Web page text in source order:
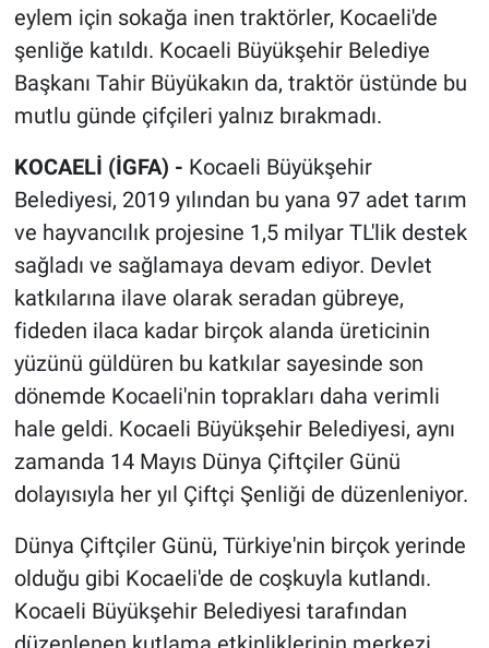
eylem için sokağa inen traktörler, Kocaeli'de
şenliğe katıldı. Kocaeli Büyükşehir Belediye
Başkanı Tahir Büyükakın da, traktör üstünde bu
mutlu günde çifçileri yalnız bırakmadı.
KOCAELİ (İGFA) - Kocaeli Büyükşehir
Belediyesi, 2019 yılından bu yana 97 adet tarım
ve hayvancılık projesine 1,5 milyar TL'lik destek
sağladı ve sağlamaya devam ediyor. Devlet
katkılarına ilave olarak seradan gübreye,
fideden ilaca kadar birçok alanda üreticinin
yüzünü güldüren bu katkılar sayesinde son
dönemde Kocaeli'nin toprakları daha verimli
hale geldi. Kocaeli Büyükşehir Belediyesi, aynı
zamanda 14 Mayıs Dünya Çiftçiler Günü
dolayısıyla her yıl Çiftçi Şenliği de düzenleniyor.
Dünya Çiftçiler Günü, Türkiye'nin birçok yerinde
olduğu gibi Kocaeli'de de coşkuyla kutlandı.
Kocaeli Büyükşehir Belediyesi tarafından